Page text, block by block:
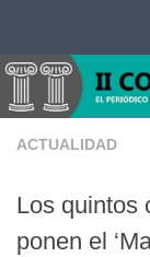
ACTUALIDAD
Los quintos
ponen el